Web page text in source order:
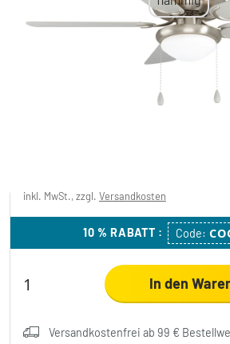
Eglo BALLINA
3 Bewertungen
inkl. MwSt., zzgl. Versandkosten
10 % RABATT : Code:
In den
Versandkostenfrei ab 99 €